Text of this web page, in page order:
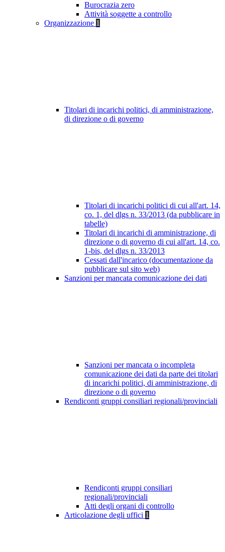
Burocrazia zero
Attività soggette a controllo
Organizzazione 1
Titolari di incarichi politici, di amministrazione,
di direzione o di governo
Titolari di incarichi politici di cui all'art. 14,
co. 1, del dlgs n. 33/2013 (da pubblicare in
tabelle)
Titolari di incarichi di amministrazione, di
direzione o di governo di cui all'art. 14, co.
1-bis, del dlgs n. 33/2013
Cessati dall'incarico (documentazione da
pubblicare sul sito web)
Sanzioni per mancata comunicazione dei dati
Sanzioni per mancata o incompleta
comunicazione dei dati da parte dei titolari
di incarichi politici, di amministrazione, di
direzione o di governo
Rendiconti gruppi consiliari regionali/provinciali
Rendiconti gruppi consiliari
regionali/provinciali
Atti degli organi di controllo
Articolazione degli uffici 1